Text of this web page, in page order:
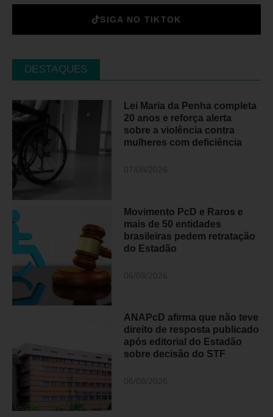
SIGA NO TIKTOK
DESTAQUES
Lei Maria da Penha completa
20 anos e reforça alerta
sobre a violência contra
mulheres com deficiência
Movimento PcD e Raros e
mais de 50 entidades
brasileiras pedem retratação
do Estadão
ANAPcD afirma que não teve
direito de resposta publicado
após editorial do Estadão
sobre decisão do STF